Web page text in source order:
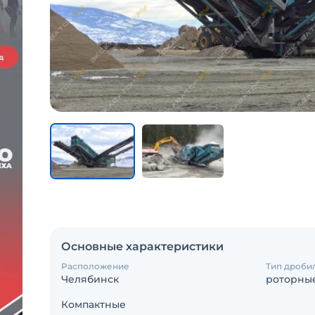
Основные характеристики
Расположение
Челябинск
Тип
Компактные